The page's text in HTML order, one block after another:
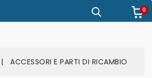
0
ACCESSORI E PARTI DI RICAMBIO